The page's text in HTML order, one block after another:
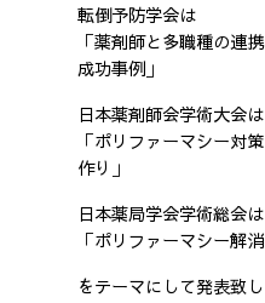
転倒予防学会は
「薬剤師と多職種の連
成功事例」
日本薬剤師会学術大会は
「ポリファーマシー対
作り」
日本薬局学会学術総会は
「ポリファーマシー解
をテーマにして発表致し